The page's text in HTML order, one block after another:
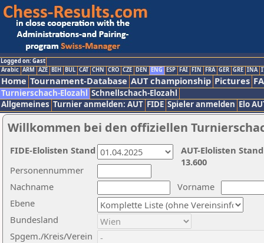
Logged on: Gast
Arabic ARM AZE BIH BUL CAT CHN CRO CZE DEN ENG ESP FAI FIN FRA GER GRE INA
Home Tournament-Database AUT championship Pictures
Turnierschach-Elozahl Schnellschach-Elozahl
Allgemeines Turnier anmelden: AUT FIDE Spieler anmelden Elo
Willkommen bei den offiziellen
Nachname
Vorname
Ebene
Personennummer
Bundesland
Spgem./Kreis/Verein
AUT-Elolisten
13.600
FIDE-Elolisten Stand